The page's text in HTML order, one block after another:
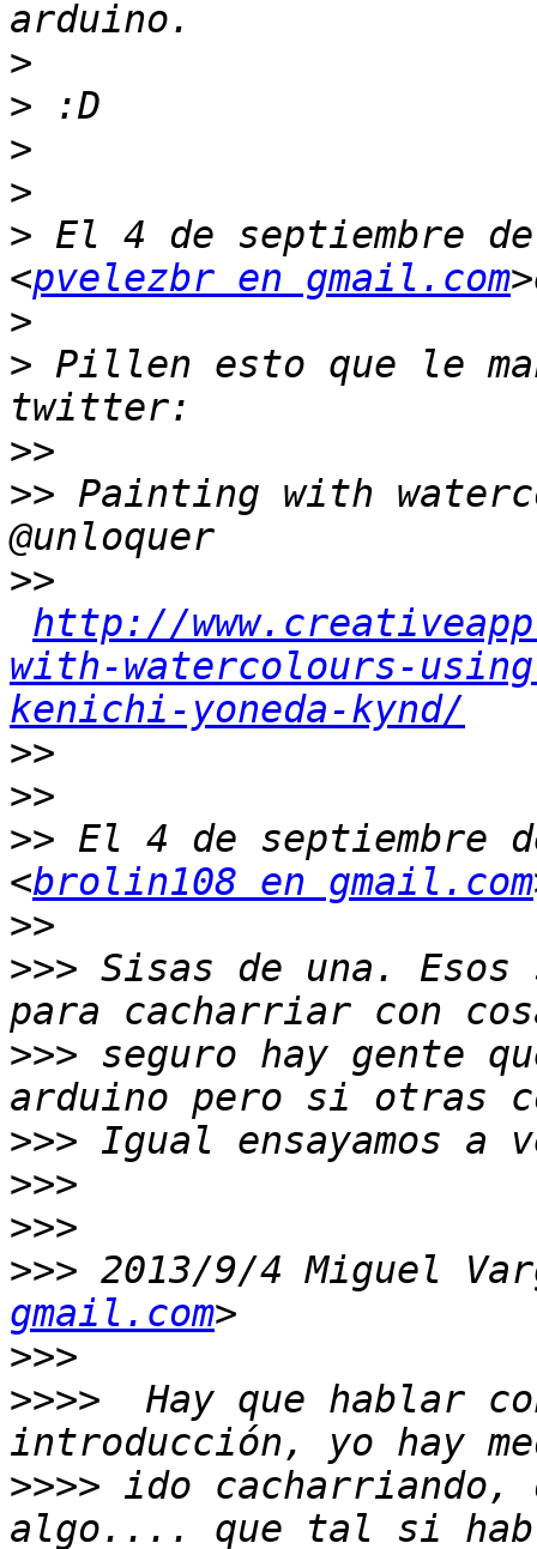
>
>
>
>
> El 4 de septiembre
<pvelezbr en gmail.com
>
> Pillen esto que le
>>
>> Painting with
>>
http://
with-watercolours-
kenichi-yoneda-kynd/
>>
>>
>> El 4 de septiembre
<brolin108 en gmail.com
>>
>>> Sisas de una. Esos
>>> seguro hay gente
>>>
>>>
>>>
>>> 2013/9/4 Miguel
gmail.com
>>>
>>>>
Hay que hablar
>>>> ido cacharriando,